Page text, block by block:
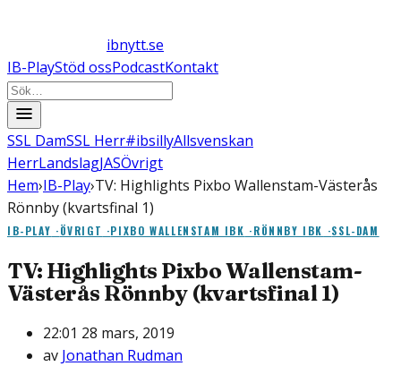
ibnytt.se
IB-PlayStöd ossPodcastKontakt
SSL DamSSL Herr#ibsillyAllsvenskan
HerrLandslagJASÖvrigt
Hem›IB-Play›TV: Highlights Pixbo Wallenstam-Västerås
Rönnby (kvartsfinal 1)
IB-PLAY ·ÖVRIGT ·PIXBO WALLENSTAM IBK ·RÖNNBY IBK ·SSL-DAM
TV: Highlights Pixbo Wallenstam-
Västerås Rönnby (kvartsfinal 1)
22:01 28 mars, 2019
av Jonathan Rudman